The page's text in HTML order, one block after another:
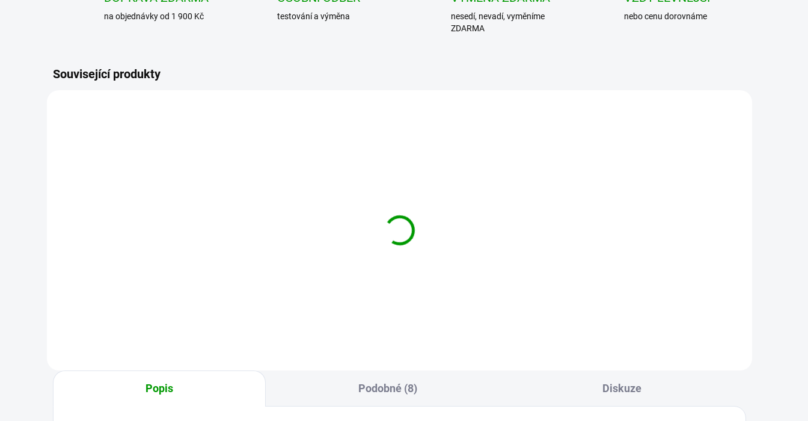
na objednávky od 1 900 Kč testování a výměna
nesedí, nevadí, vyměníme
ZDARMA
nebo cenu dorovnáme
Související produkty
Popis Podobné (8) Diskuze